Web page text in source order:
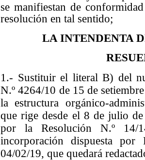
se manifiestan de
resolución en tal sentido;
LA INTENDENTA
1.- Sustituir el literal B) del
N.º 4264/10 de 15 de
la estructura orgánico-
que rige desde el 8 de julio
por la Resolución N.º
incorporación dispuesta
04/02/19, que quedará